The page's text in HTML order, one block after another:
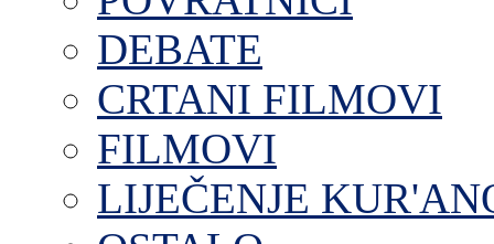
DEBATE
CRTANI FILMOVI
FILMOVI
LIJEČENJE